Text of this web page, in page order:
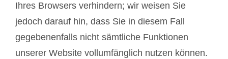
Ihres Browsers verhindern; wir weisen Sie
jedoch darauf hin, dass Sie in diesem Fall
gegebenenfalls nicht sämtliche Funktionen
unserer Website vollumfänglich nutzen können.